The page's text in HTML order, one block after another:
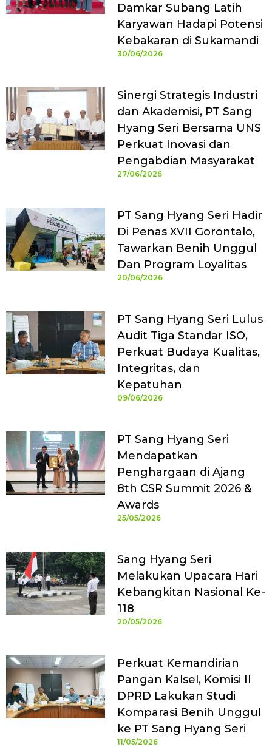
Damkar Subang Latih
Karyawan Hadapi Potensi
Kebakaran di Sukamandi
30/06/2026
Sinergi Strategis Industri
dan Akademisi, PT Sang
Hyang Seri Bersama UNS
Perkuat Inovasi dan
Pengabdian Masyarakat
27/06/2026
PT Sang Hyang Seri Hadir
Di Penas XVII Gorontalo,
Tawarkan Benih Unggul
Dan Program Loyalitas
20/06/2026
PT Sang Hyang Seri Lulus
Audit Tiga Standar ISO,
Perkuat Budaya Kualitas,
Integritas, dan
Kepatuhan
09/06/2026
PT Sang Hyang Seri
Mendapatkan
Penghargaan di Ajang
8th CSR Summit 2026 &
Awards
25/05/2026
Sang Hyang Seri
Melakukan Upacara Hari
Kebangkitan Nasional Ke-
118
20/05/2026
Perkuat Kemandirian
Pangan Kalsel, Komisi II
DPRD Lakukan Studi
Komparasi Benih Unggul
ke PT Sang Hyang Seri
11/05/2026